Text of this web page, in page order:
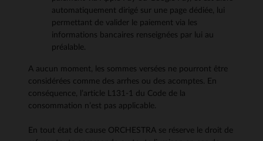
automatiquement dirigé sur une page dédiée, lui
permettant de valider le paiement via les
informations bancaires renseignées par lui au
préalable.
A aucun moment, les sommes versées ne pourront être
considérées comme des arrhes ou des acomptes. En
conséquence, l’article L131-1 du Code de la
consommation n’est pas applicable.
En tout état de cause ORCHESTRA se réserve le droit de